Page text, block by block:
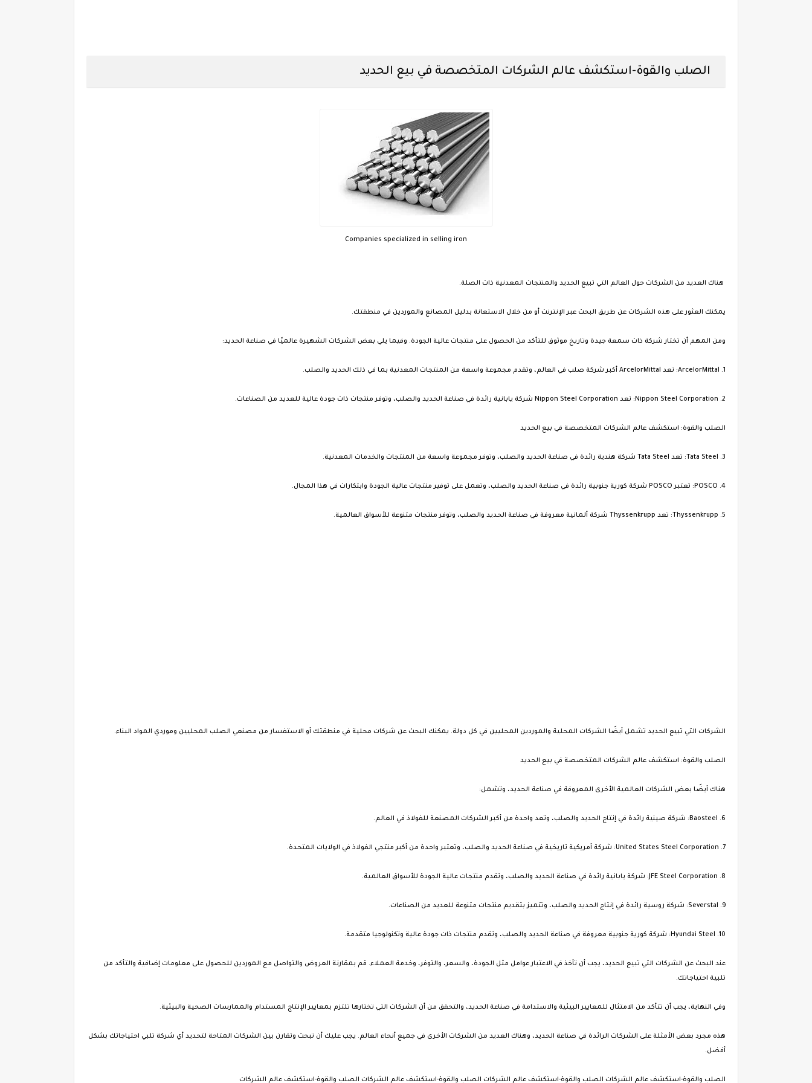
الصلب والقوة-استكشف عالم الشركات المتخصصة في بيع الحديد
Companies specialized in selling iron
هناك العديد من الشركات حول العالم التي تبيع الحديد والمنتجات المعدنية ذات الصلة.
يمكنك العثور على هذه الشركات عن طريق البحث عبر الإنترنت أو من خلال الاستعانة بدليل المصانع والموردين في منطقتك.
ومن المهم أن تختار شركة ذات سمعة جيدة وتاريخ موثوق للتأكد من الحصول على منتجات عالية الجودة. وفيما يلي بعض الشركات الشهيرة عالميًا في صناعة الحديد:
1. ArcelorMittal: تعد ArcelorMittal أكبر شركة صلب في العالم، وتقدم مجموعة واسعة من المنتجات المعدنية بما في ذلك الحديد والصلب.
2. Nippon Steel Corporation: تعد Nippon Steel Corporation شركة يابانية رائدة في صناعة الحديد والصلب، وتوفر منتجات ذات جودة عالية للعديد من الصناعات.
الصلب والقوة: استكشف عالم الشركات المتخصصة في بيع الحديد
3. Tata Steel: تعد Tata Steel شركة هندية رائدة في صناعة الحديد والصلب، وتوفر مجموعة واسعة من المنتجات والخدمات المعدنية.
4. POSCO: تعتبر POSCO شركة كورية جنوبية رائدة في صناعة الحديد والصلب، وتعمل على توفير منتجات عالية الجودة وابتكارات في هذا المجال.
5. Thyssenkrupp: تعد Thyssenkrupp شركة ألمانية معروفة في صناعة الحديد والصلب، وتوفر منتجات متنوعة للأسواق العالمية.
الشركات التي تبيع الحديد تشمل أيضًا الشركات المحلية والموردين المحليين في كل دولة. يمكنك البحث عن شركات محلية في منطقتك أو الاستفسار من مصنعي الصلب المحليين وموردي المواد البناء.
الصلب والقوة: استكشف عالم الشركات المتخصصة في بيع الحديد
هناك أيضًا بعض الشركات العالمية الأخرى المعروفة في صناعة الحديد، وتشمل:
6. Baosteel: شركة صينية رائدة في إنتاج الحديد والصلب، وتعد واحدة من أكبر الشركات المصنعة للفولاذ في العالم.
7. United States Steel Corporation: شركة أمريكية تاريخية في صناعة الحديد والصلب، وتعتبر واحدة من أكبر منتجي الفولاذ في الولايات المتحدة.
8. JFE Steel Corporation: شركة يابانية رائدة في صناعة الحديد والصلب، وتقدم منتجات عالية الجودة للأسواق العالمية.
9. Severstal: شركة روسية رائدة في إنتاج الحديد والصلب، وتتميز بتقديم منتجات متنوعة للعديد من الصناعات.
10. Hyundai Steel: شركة كورية جنوبية معروفة في صناعة الحديد والصلب، وتقدم منتجات ذات جودة عالية وتكنولوجيا متقدمة.
عند البحث عن الشركات التي تبيع الحديد، يجب أن تأخذ في الاعتبار عوامل مثل الجودة، والسعر، والتوفر، وخدمة العملاء. قم بمقارنة العروض والتواصل مع الموردين للحصول على معلومات إضافية والتأكد من
تلبية احتياجاتك.
وفي النهاية، يجب أن تتأكد من الامتثال للمعايير البيئية والاستدامة في صناعة الحديد، والتحقق من أن الشركات التي تختارها تلتزم بمعايير الإنتاج المستدام والممارسات الصحية والبيئية.
هذه مجرد بعض الأمثلة على الشركات الرائدة في صناعة الحديد، وهناك العديد من الشركات الأخرى في جميع أنحاء العالم. يجب عليك أن تبحث وتقارن بين الشركات المتاحة لتحديد أي شركة تلبي احتياجاتك بشكل
أفضل.
الصلب والقوة-استكشف عالم الشركات الصلب والقوة-استكشف عالم الشركات الصلب والقوة-استكشف عالم الشركات الصلب والقوة-استكشف عالم الشركات